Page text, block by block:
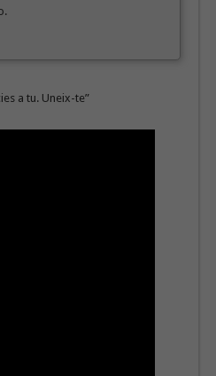
a tu. Uneix-te”